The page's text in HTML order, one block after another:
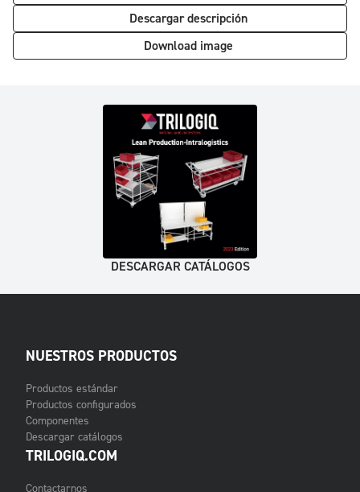
Descargar descripción
Download image
DESCARGAR CATÁLOGOS
NUESTROS PRODUCTOS
Productos estándar
Productos configurados
Componentes
Descargar catálogos
TRILOGIQ.COM
Contactarnos